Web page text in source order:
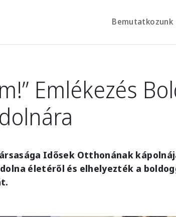
Bemutatkozunk
Emlékezés
Idősek Otthonának
életéről és elhelyezték a